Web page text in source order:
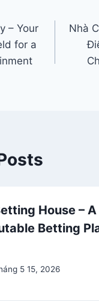
– Your
for a
Nhà
House –
Betting
5 15, 2026